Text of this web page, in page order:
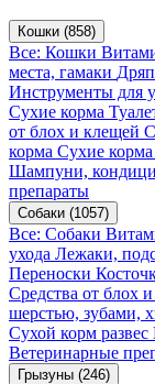
Кошки (858)
Все: Кошки
места, гамаки
Инструменты для
Сухие корма
от блох и клещей
корма Сухие корма
Шампуни,
препараты
Собаки (1057)
Все: Собаки
ухода Лежаки,
Переноски
Средства от блох
шерстью, зубами,
Сухой корм развес
Ветеринарные
Грызуны (246)